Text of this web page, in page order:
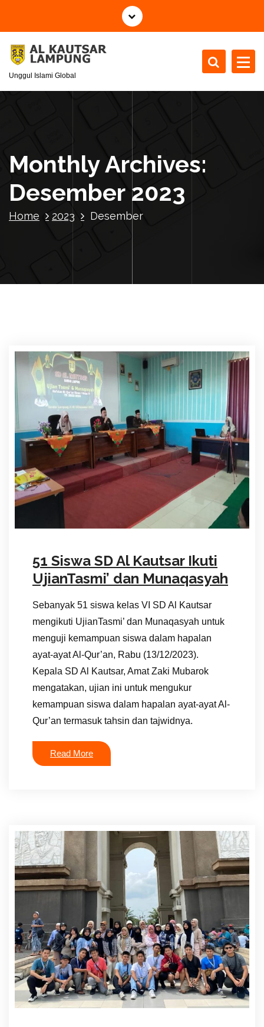
i
c
Unggul Islami Global
Monthly Archives:
Desember 2023
Home 2023 Desember
51 Siswa SD Al Kautsar Ikuti
UjianTasmi’ dan Munaqasyah
Sebanyak 51 siswa kelas VI SD Al Kautsar
mengikuti UjianTasmi’ dan Munaqasyah untuk
menguji kemampuan siswa dalam hapalan
ayat-ayat Al-Qur’an, Rabu (13/12/2023).
Kepala SD Al Kautsar, Amat Zaki Mubarok
mengatakan, ujian ini untuk mengukur
kemampuan siswa dalam hapalan ayat-ayat Al-
Qur’an termasuk tahsin dan tajwidnya.
Read More